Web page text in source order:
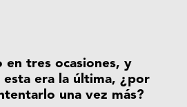
en tres ocasiones, y
esta era la última, ¿por
una vez más?